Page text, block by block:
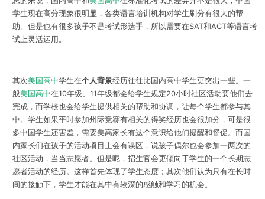
学生现在高分现象很明显，各类语言培训机构对学生刷分有很大的帮
助。但是也有很多孩子不是考试形选手，所以需要在SAT和ACT等语言考
试上灵活运用。
其次美国高中学生在个人背景经历往往比国内高中学生更突出一些。一
般美国高中在10年级、11年级都会给学生规定20小时社区活动要他们去
完成，而学校也会给学生提供相关的帮助和协调，让每个学生都参与其
中。学生如果平时参加州际竞赛有相关的得奖经历也会很加分，可是很
多中国学生还害羞，需要美高家长有这个意识给他们提醒和督促。而国
内家长们在孩子的活动项目上会有误区，说孩子偶尔也会参加一两次的
社区活动，当当志愿者。但是呢，招生官会更倾向于学生的一个长期志
愿者活动的经历。这样首先体现了学生态度；其次他们认为只有在长时
间的接触下，学生才能在其中有较深的感触和学习的机会。